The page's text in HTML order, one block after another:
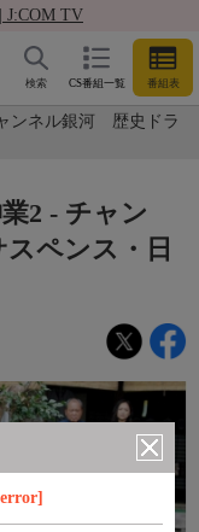
J:COM TV
CS番組一覧 番組表
検索
ンネル銀河 歴史ドラ
2 - チャン
ペンス・日